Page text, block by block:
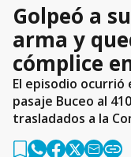
Golpeó a
arma y
cómplice
El episodio
pasaje Buceo al
trasladados a la